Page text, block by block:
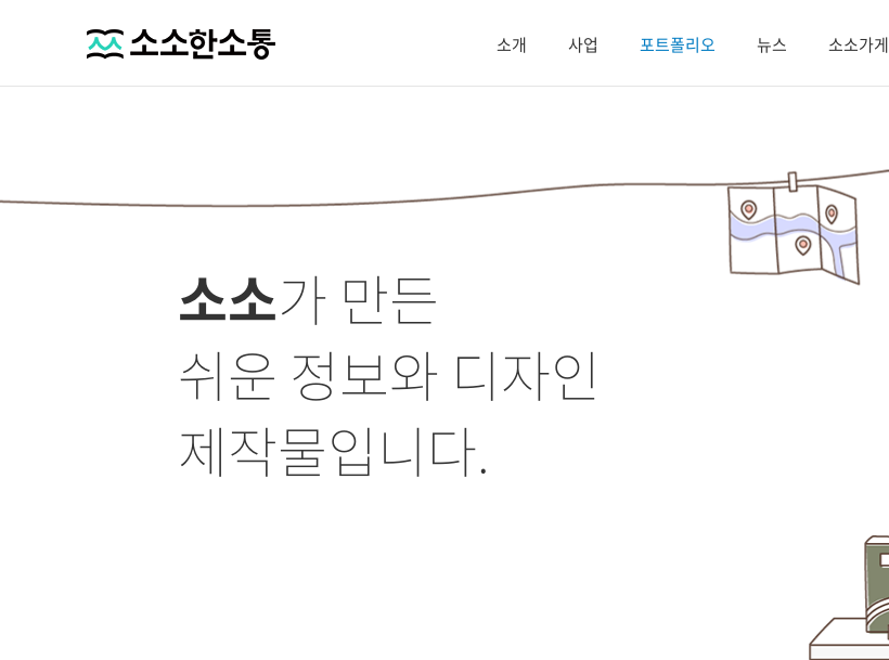
소개 사업 포트폴리오 뉴스 소소가게
소소가 만든
쉬운 정보와 디자인
제작물입니다.